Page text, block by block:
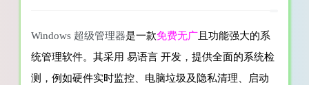
Windows 超级管理器是一款免费无广 且 功能强大的系
统管理软件。 其采用 易语言 开发， 提供全面的系统检
测， 例如硬件实时监控 电脑垃圾及隐私清理、启动